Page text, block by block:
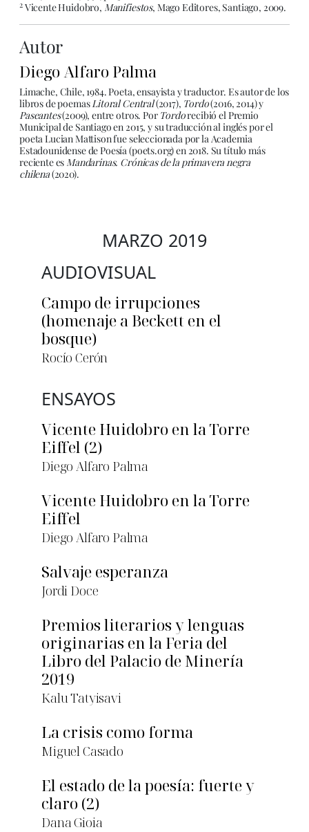
2Vicente Huidobro, Manifiestos, Mago Editores, Santiago, 2009.
Autor
Diego Alfaro Palma
Limache, Chile, 1984. Poeta, ensayista y traductor. Es autor de los
libros de poemasLitoral Central(2017), Tordo(2016, 2014) y
Paseantes(2009), entre otros. Por Tordorecibió el Premio
Municipal de Santiago en 2015, y su traducción al inglés por el
poeta Lucian Mattison fue seleccionada por la Academia
Estadounidense de Poesía (poets.org) en 2018. Su título más
reciente esMandarinas. Crónicas de la primavera negra
chilena(2020).
MARZO 2019
AUDIOVISUAL
Campo de irrupciones
(homenaje a Beckett en el
bosque)
Rocío Cerón
ENSAYOS
Vicente Huidobro en la Torre
Eiffel (2)
Diego Alfaro Palma
Vicente Huidobro en la Torre
Eiffel
Diego Alfaro Palma
Salvaje esperanza
Jordi Doce
Premios literarios y lenguas
originarias en la Feria del
Libro del Palacio de Minería
2019
Kalu Tatyisavi
La crisis como forma
Miguel Casado
El estado de la poesía: fuerte y
claro (2)
Dana Gioia